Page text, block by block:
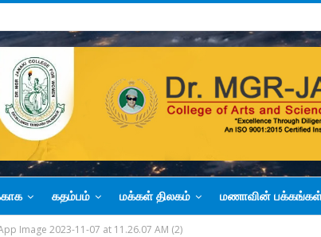
கதம்பம் மக்கள் திலகம் மணாவின்
Image 2023-11-07 at 11.26.07 AM (2)